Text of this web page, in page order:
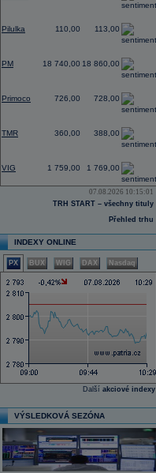
Pilulka 110,00 113,00
PM 18 740,00 18 860,00
Primoco 726,00 728,00
TMR 360,00 388,00
VIG 1 759,00 1 769,00
07.08.2026 10:15:01
TRH START – všechny tituly
Přehled trhu
INDEXY ONLINE
PX BUX WIG DAX Nasdaq
Další akciové indexy
VÝSLEDKOVÁ SEZÓNA